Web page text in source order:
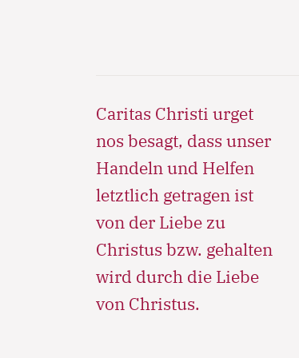
Caritas Christi urget
nos besagt, dass unser
Handeln und Helfen
letztlich getragen ist
von der Liebe zu
Christus bzw. gehalten
wird durch die Liebe
von Christus.